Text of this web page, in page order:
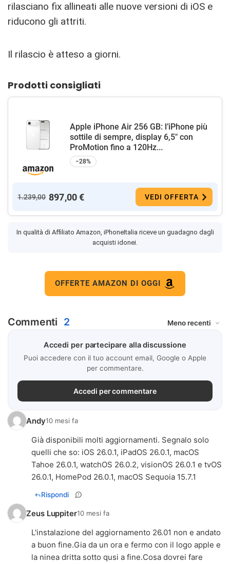
rilasciano fix allineati alle nuove versioni di iOS e
riducono gli attriti.
Il rilascio è atteso a giorni.
Prodotti consigliati
Apple iPhone Air 256 GB: l’iPhone più
sottile di sempre, display 6,5" con
ProMotion fino a 120Hz...
−28%
1.239,00 897,00 € VEDI OFFERTA
In qualità di Affiliato Amazon, iPhoneItalia riceve un guadagno dagli
acquisti idonei.
OFFERTE AMAZON DI OGGI
Commenti 2
Accedi per partecipare alla discussione
Puoi accedere con il tuo account email, Google o Apple
per commentare.
Accedi per commentare
Andy10 mesi fa
Già disponibili molti aggiornamenti. Segnalo solo
quelli che so: iOS 26.0.1, iPadOS 26.0.1, macOS
Tahoe 26.0.1, watchOS 26.0.2, visionOS 26.0.1 e tvOS
26.0.1, HomePod 26.0.1, macOS Sequoia 15.7.1
Rispondi
Zeus Luppiter10 mesi fa
L'instalazione del aggiornamento 26.01 non e andato
a buon fine.Gia da un ora e fermo con il logo apple e
la ninea dritta sotto qusi a fine.Cosa dovrei fare